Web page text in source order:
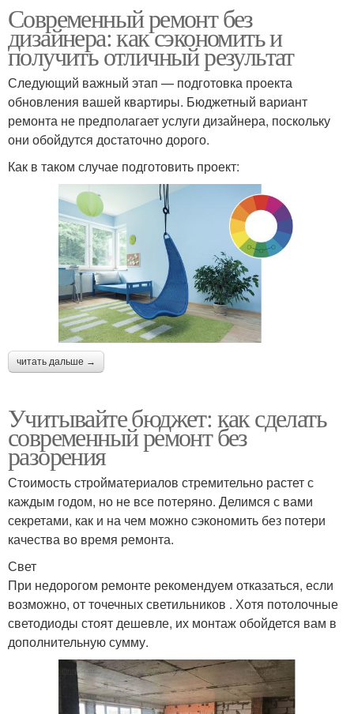
Современный ремонт без
дизайнера: как сэкономить и
получить отличный результат
Следующий важный этап — подготовка проекта
обновления вашей квартиры. Бюджетный вариант
ремонта не предполагает услуги дизайнера, поскольку
они обойдутся достаточно дорого.
Как в таком случае подготовить проект:
читать дальше →
Учитывайте бюджет: как сделать
современный ремонт без
разорения
Стоимость стройматериалов стремительно растет с
каждым годом, но не все потеряно. Делимся с вами
секретами, как и на чем можно сэкономить без потери
качества во время ремонта.
Свет
При недорогом ремонте рекомендуем отказаться, если
возможно, от точечных светильников . Хотя потолочные
светодиоды стоят дешевле, их монтаж обойдется вам в
дополнительную сумму.